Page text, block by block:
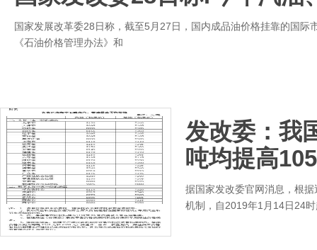
国家发展改革委28日称，截至5月27日，国内成品油价格挂靠的国
《石油价格管理办法》和
发改委：我
吨均提高
据国家发改委官网消息，根
机制，自2019年1月14日24